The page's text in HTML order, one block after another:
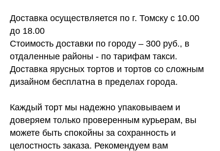
Доставка осуществляется по г. Томску с 10.00
до 18.00
Стоимость доставки по городу – 300 руб., в
отдаленные районы - по тарифам такси.
Доставка ярусных тортов и тортов со сложным
дизайном бесплатна в пределах города.
Каждый торт мы надежно упаковываем и
доверяем только проверенным курьерам, вы
можете быть спокойны за сохранность и
целостность заказа. Рекомендуем вам